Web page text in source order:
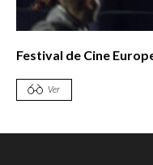
Festival de Cine
Ver